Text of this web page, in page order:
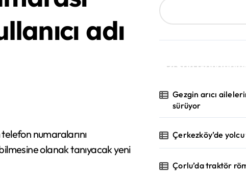
adı
olanak tanıyacak yeni
Son
Gezgin arıcı
sürüyor
Çerkezköy’de
Çorlu’da traktör